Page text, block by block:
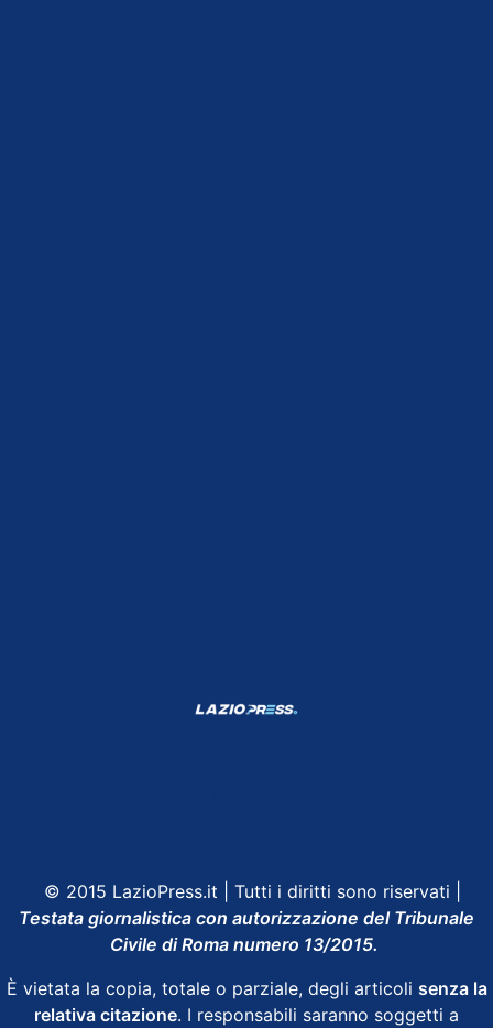
© 2015 LazioPress.it | Tutti i diritti sono riservati |
Testata giornalistica con autorizzazione del Tribunale
Civile di Roma numero 13/2015.
È vietata la copia, totale o parziale, degli articoli senza la
relativa citazione. I responsabili saranno soggetti a